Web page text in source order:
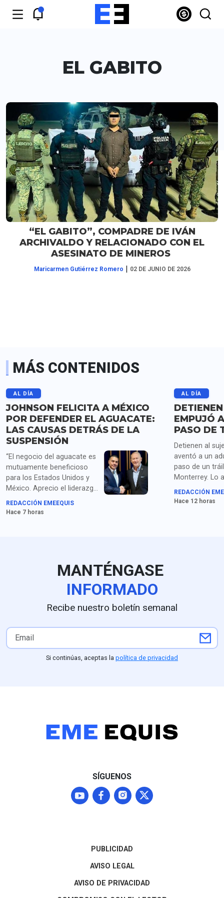
EL GABITO
“EL GABITO”, COMPADRE DE IVÁN
ARCHIVALDO Y RELACIONADO CON EL
ASESINATO DE MINEROS
Maricarmen Gutiérrez Romero | 02 DE JUNIO DE 2026
MÁS CONTENIDOS
AL DÍA
JOHNSON FELICITA A MÉXICO
POR DEFENDER EL AGUACATE:
LAS CAUSAS DETRÁS DE LA
SUSPENSIÓN
“El negocio del aguacate es
mutuamente beneficioso
para los Estados Unidos y
México. Aprecio el liderazgo
de la presidenta Sheinbaum
y los compromisos de
principal obstáculo.
REDACCIÓN EMEEQUIS
Hace 7 horas
AL DÍA
EMPUJÓ
PASO DE
Detienen al
aventó a un
paso de un
Monterrey. Lo
homicidio y
droga.
REDACCIÓN
Hace 12 horas
MANTÉNGASE
INFORMADO
Recibe nuestro boletín semanal
Si continúas, aceptas la política de privacidad
SÍGUENOS
PUBLICIDAD
AVISO LEGAL
AVISO DE PRIVACIDAD